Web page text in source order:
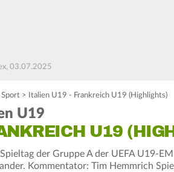
03.07.2025
Sport > Italien U19 - Frankreich U19 (Highlights)
U19
U19
der Gruppe A der UEFA U19-
Kommentator: Tim Hemmrich